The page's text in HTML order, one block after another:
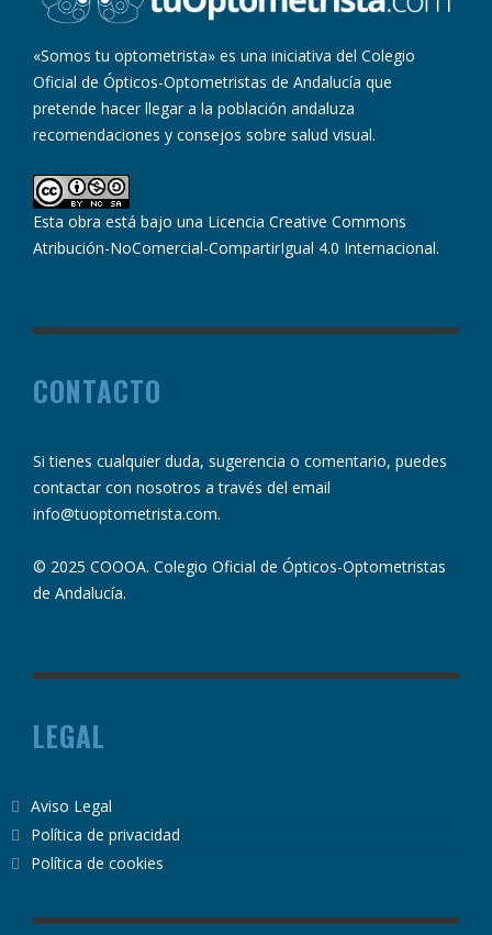
«Somos tu optometrista» es una iniciativa del Colegio
Oficial de Ópticos-Optometristas de Andalucía que
pretende hacer llegar a la población andaluza
recomendaciones y consejos sobre salud visual.
Esta obra está bajo una Licencia Creative Commons
Atribución-NoComercial-CompartirIgual 4.0 Internacional.
CONTACTO
Si tienes cualquier duda, sugerencia o comentario, puedes
contactar con nosotros a través del email
info@tuoptometrista.com.
© 2025 COOOA. Colegio Oficial de Ópticos-Optometristas
de Andalucía.
LEGAL
Aviso Legal
Política de privacidad
Política de cookies